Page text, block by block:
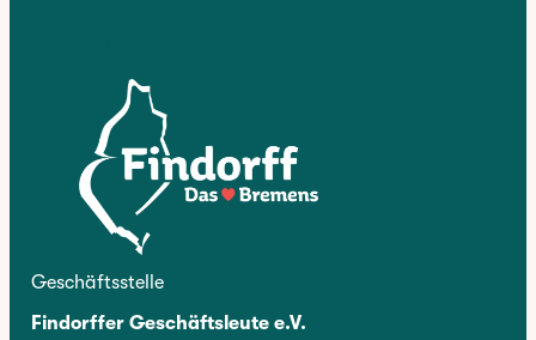
Geschäftsstelle
Findorffer Geschäftsleute e.V.